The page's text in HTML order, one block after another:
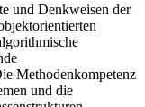
und Denkweisen der
Methodenkompetenz
und die